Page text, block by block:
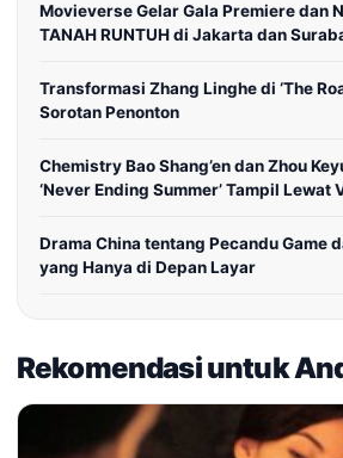
Movieverse Gelar Gala Premiere dan
TANAH RUNTUH di Jakarta dan
Transformasi Zhang Linghe di ‘The
Sorotan Penonton
Chemistry Bao Shang’en dan Zhou
‘Never Ending Summer’ Tampil Lewat
Drama China tentang Pecandu Game
yang Hanya di Depan Layar
Rekomendasi untuk